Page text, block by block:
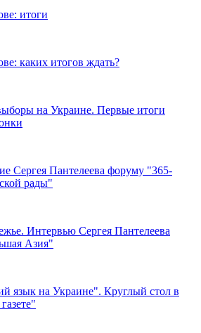
итоги
каких итогов ждать?
на Украине. Первые итоги
Сергея Пантелеева форуму "365-
рады"
Интервью Сергея Пантелеева
Азия"
язык на Украине". Круглый стол в